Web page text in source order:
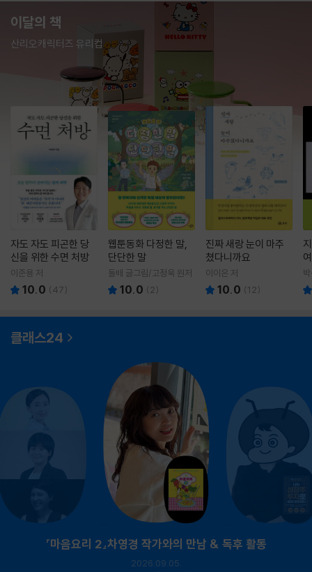
이달의 책
산리오캐릭터즈 유리컵
자도 자도 피곤한 당
신을 위한 수면 처방
이준용 저
10.0 (47)
웹툰동화 다정한 말,
단단한 말
돌배 글그림/고정욱 원저
10.0 ( 2)
진짜 새랑 눈이 마주
쳤다니까요
이이은 저
10.0 (12)
클래스24
『마음요리 2』차영경 작가와의 만남 & 독후 활동
2026.09.05.